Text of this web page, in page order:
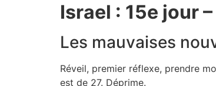
Israel : 15e jour
Les mauvaises
Réveil, premier réflexe, prendre
est de 27. Déprime.